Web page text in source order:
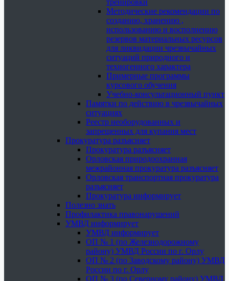
тренировки
Методические рекомендации по
созданию, хранению ,
использованию и восполнению
резервов материальных ресурсов
для ликвидации чрезвычайных
ситуаций природного и
техногенного характера
Примерные программы
курсового обучения
Учебно-консультационный пункт
Памятки по действию в чрезвычайных
ситуациях
Реестр необорудованных и
запрещенных для купания мест
Прокуратура разъясняет
Прокуратура разъясняет
Орловская природоохранная
межрайонная прокуратура разъясняет
Орловская транспортная прокуратура
разъясняет
Прокуратура информирует
Полезно знать
Профилактика правонарушений
УМВД информирует
УМВД информирует
ОП № 1 (по Железнодорожному
району) УМВД России по г. Орлу
ОП № 2 (по Заводскому району) УМВД
России по г. Орлу
ОП № 3 (по Северному району) УМВД